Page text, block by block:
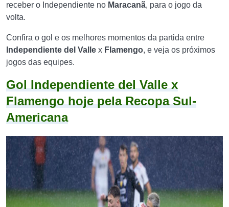
receber o Independiente no Maracanã, para o jogo da
volta.
Confira o gol e os melhores momentos da partida entre
Independiente del Valle x Flamengo, e veja os próximos
jogos das equipes.
Gol Independiente del Valle x
Flamengo hoje pela Recopa Sul-
Americana